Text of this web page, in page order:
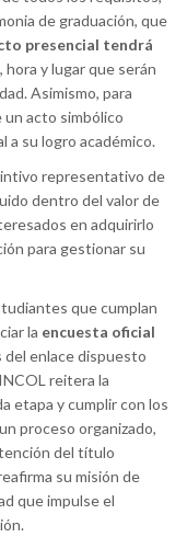
de graduación, que
presencial tendrá
hora y lugar que serán
Asimismo, para
un acto simbólico
su logro académico.
representativo de
dentro del valor de
en adquirirlo
para gestionar su
que cumplan
la encuesta oficial
del enlace dispuesto
reitera la
etapa y cumplir con los
proceso organizado,
del título
su misión de
que impulse el